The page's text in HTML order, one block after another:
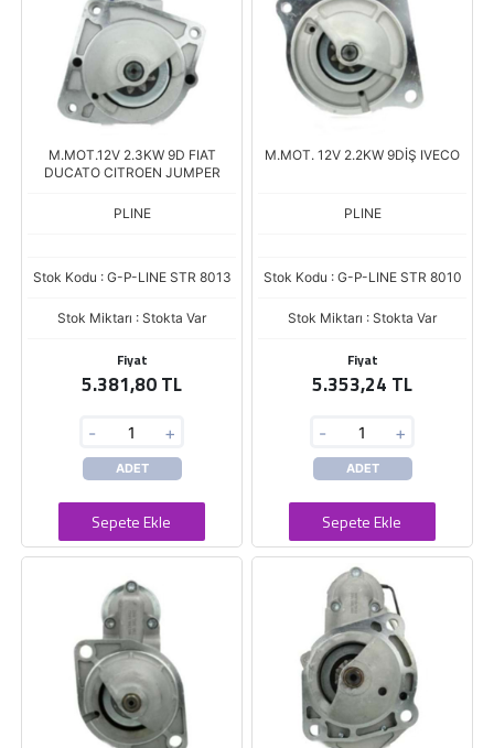
M.MOT.12V 2.3KW 9D FIAT
DUCATO CITROEN JUMPER
PLINE
Stok Kodu : G-P-LINE STR 8013
Stok Miktarı : Stokta Var
Fiyat
5.381,80 TL
- +
ADET
Sepete Ekle
M.MOT. 12V 2.2KW 9DİŞ IVECO
PLINE
Stok Kodu : G-P-LINE STR 8010
Stok Miktarı : Stokta Var
Fiyat
5.353,24 TL
- +
ADET
Sepete Ekle